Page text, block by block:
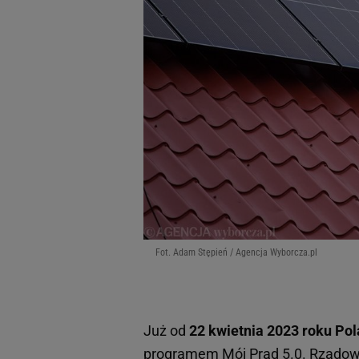
Fot. Adam Stępień / Agencja Wyborcza.pl
Już od 22 kwietnia 2023 roku
programem Mój Prąd 5.0.